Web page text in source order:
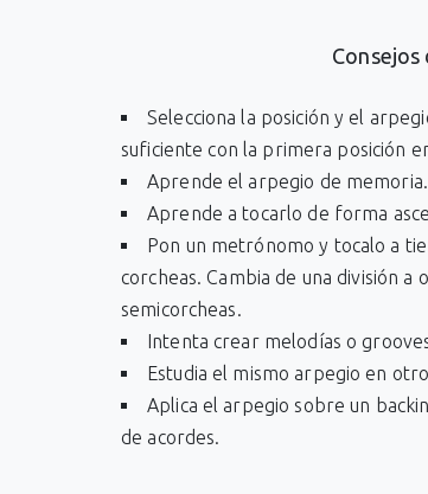
Consejos
Selecciona la posición y el
suficiente con la primera posición
Aprende el arpegio de memoria.
Aprende a tocarlo de forma
Pon un metrónomo y tocalo a
corcheas. Cambia de una división
semicorcheas.
Intenta crear melodías o
Estudia el mismo arpegio en
Aplica el arpegio sobre un
de acordes.